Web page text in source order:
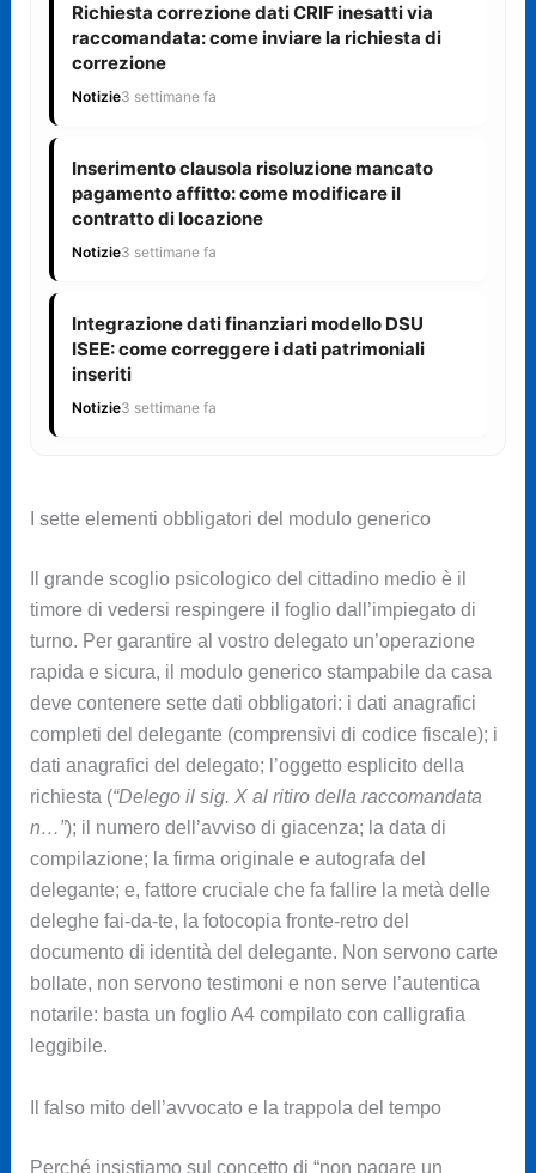
Richiesta correzione dati CRIF inesatti via
raccomandata: come inviare la richiesta di
correzione
Notizie3 settimane fa
Inserimento clausola risoluzione mancato
pagamento affitto: come modificare il
contratto di locazione
Notizie3 settimane fa
Integrazione dati finanziari modello DSU
ISEE: come correggere i dati patrimoniali
inseriti
Notizie3 settimane fa
I sette elementi obbligatori del modulo generico
Il grande scoglio psicologico del cittadino medio è il
timore di vedersi respingere il foglio dall’impiegato di
turno. Per garantire al vostro delegato un’operazione
rapida e sicura, il modulo generico stampabile da casa
deve contenere sette dati obbligatori: i dati anagrafici
completi del delegante (comprensivi di codice fiscale); i
dati anagrafici del delegato; l’oggetto esplicito della
richiesta (“Delego il sig. X al ritiro della raccomandata
n…”); il numero dell’avviso di giacenza; la data di
compilazione; la firma originale e autografa del
delegante; e, fattore cruciale che fa fallire la metà delle
deleghe fai-da-te, la fotocopia fronte-retro del
documento di identità del delegante. Non servono carte
bollate, non servono testimoni e non serve l’autentica
notarile: basta un foglio A4 compilato con calligrafia
leggibile.
Il falso mito dell’avvocato e la trappola del tempo
Perché insistiamo sul concetto di “non pagare un